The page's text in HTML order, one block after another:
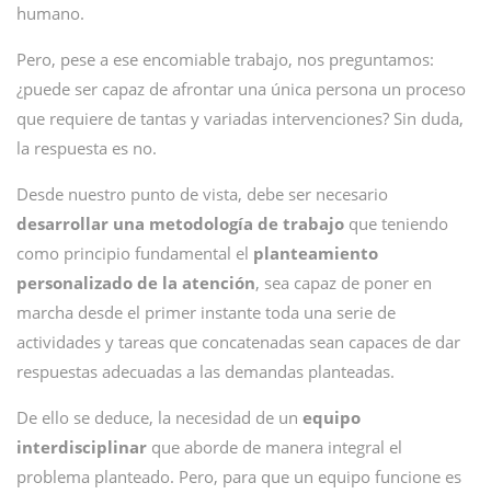
humano.
Pero, pese a ese encomiable trabajo, nos preguntamos:
¿puede ser capaz de afrontar una única persona un proceso
que requiere de tantas y variadas intervenciones? Sin duda,
la respuesta es no.
Desde nuestro punto de vista, debe ser necesario
desarrollar una metodología de trabajo que teniendo
como principio fundamental el planteamiento
personalizado de la atención, sea capaz de poner en
marcha desde el primer instante toda una serie de
actividades y tareas que concatenadas sean capaces de dar
respuestas adecuadas a las demandas planteadas.
De ello se deduce, la necesidad de un equipo
interdisciplinar que aborde de manera integral el
problema planteado. Pero, para que un equipo funcione es